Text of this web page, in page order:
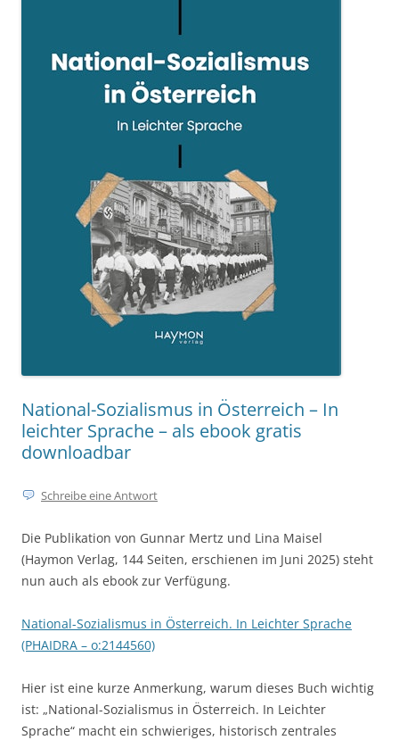
National-Sozialismus in Österreich – In
leichter Sprache – als ebook gratis
downloadbar
Schreibe eine Antwort
Die Publikation von Gunnar Mertz und Lina Maisel
(Haymon Verlag, 144 Seiten, erschienen im Juni 2025) steht
nun auch als ebook zur Verfügung.
National-Sozialismus in Österreich. In Leichter Sprache
(PHAIDRA – o:2144560)
Hier ist eine kurze Anmerkung, warum dieses Buch wichtig
ist: „National-Sozialismus in Österreich. In Leichter
Sprache“ macht ein schwieriges, historisch zentrales